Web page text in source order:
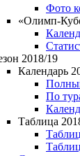
Фото
«Олимп-
2018/19
Календарь
По
Таблица